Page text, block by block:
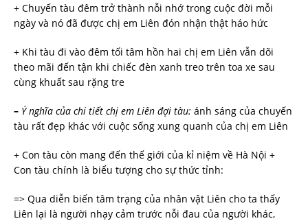
+ Chuyến tàu đêm trở thành nỗi nhớ trong cuộc đời mỗi
ngày và nó đã được chị em Liên đón nhận thật háo hức
+ Khi tàu đi vào đêm tối tâm hồn hai chị em Liên vẫn dõi
theo mãi đến tận khi chiếc đèn xanh treo trên toa xe sau
cùng khuất sau rặng tre
– Ý nghĩa của chi tiết chị em Liên đợi tàu: ánh sáng của chuyến
tàu rất đẹp khác với cuộc sống xung quanh của chị em Liên
+ Con tàu còn mang đến thế giới của kỉ niệm về Hà Nội +
Con tàu chính là biểu tượng cho sự thức tỉnh:
=> Qua diễn biến tâm trạng của nhân vật Liên cho ta thấy
Liên lại là người nhạy cảm trước nỗi đau của người khác,